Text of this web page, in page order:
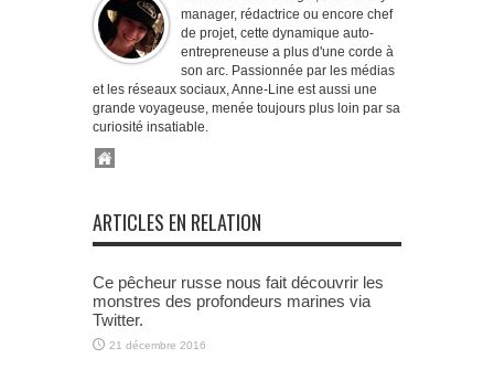
manager, rédactrice ou encore chef
de projet, cette dynamique auto-
entrepreneuse a plus d'une corde à
son arc. Passionnée par les médias
et les réseaux sociaux, Anne-Line est aussi une
grande voyageuse, menée toujours plus loin par sa
curiosité insatiable.
ARTICLES EN RELATION
Ce pêcheur russe nous fait découvrir les
monstres des profondeurs marines via
Twitter.
21 décembre 2016